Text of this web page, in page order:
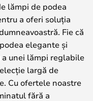
lămpi de podea
a oferi soluția
Fie că
elegante și
a unei lămpi reglabile
largă de
Cu ofertele noastre
fără a